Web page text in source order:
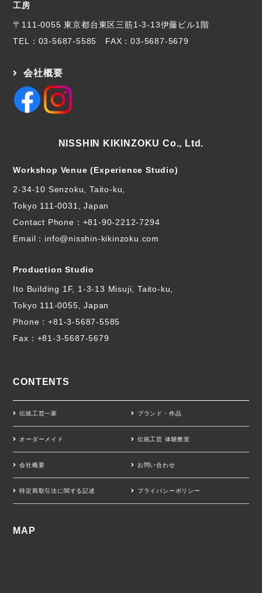
工房
〒111-0055 東京都台東区三筋1-3-13伊藤ビル1階
TEL： 03-5687-5585 FAX：03-5687-5679
会社概要
NISSHIN KIKINZOKU Co., Ltd.
Workshop Venue (Experience Studio)
2-34-10 Senzoku, Taito-ku,
Tokyo 111-0031, Japan
Contact Phone： +81-90-2212-7294
Email：info@nisshin-kikinzoku.com
Production Studio
Ito Building 1F, 1-3-13 Misuji, Taito-ku,
Tokyo 111-0055, Japan
Phone：+81-3-5687-5585
Fax：+81-3-5687-5679
CONTENTS
伝統工芸一家 ブランド・作品
オーダーメイド 伝統工芸 体験教室
会社概要 お問い合わせ
特定商取引法に関する記述 プライバシーポリシー
MAP